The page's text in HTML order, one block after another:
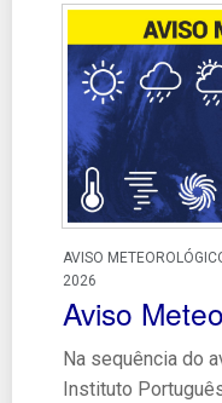
AVISO
2026
Aviso
Na sequência do
Instituto